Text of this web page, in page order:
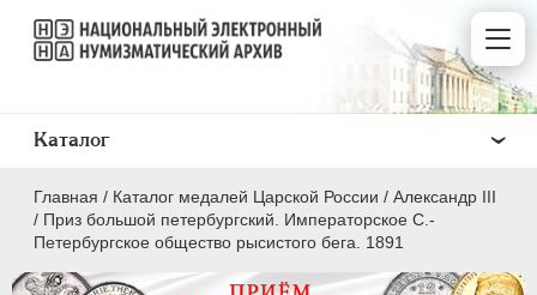
Главная / Каталог медалей Царской России / Александр III
/ Приз большой петербургский. Императорское С.-
Петербургское общество рысистого бега. 1891
Каталог